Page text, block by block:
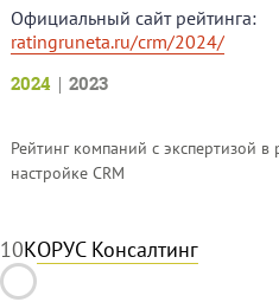
Официальный сайт рейтинга:
ratingruneta.ru/crm/2024/
2024
2023
Рейтинг компаний с экспертизой в
настройке CRM
10КОРУС Консалтинг